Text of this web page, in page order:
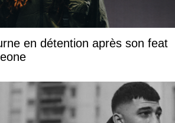
en détention après son feat